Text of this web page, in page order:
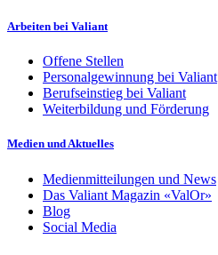
Arbeiten bei Valiant
Offene Stellen
Personalgewinnung bei Valiant
Berufseinstieg bei Valiant
Weiterbildung und Förderung
Medien und Aktuelles
Medienmitteilungen und News
Das Valiant Magazin «ValOr»
Blog
Social Media